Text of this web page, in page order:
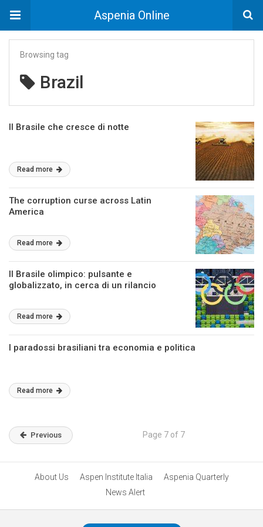
Aspenia Online
Browsing tag
Brazil
Il Brasile che cresce di notte
Read more
The corruption curse across Latin
America
Read more
Il Brasile olimpico: pulsante e
globalizzato, in cerca di un rilancio
Read more
I paradossi brasiliani tra economia e politica
Read more
Previous Page 7 of 7
About Us Aspen Institute Italia
Aspenia Quarterly
News Alert